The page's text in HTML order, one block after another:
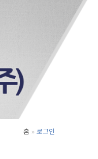
홈 로그인